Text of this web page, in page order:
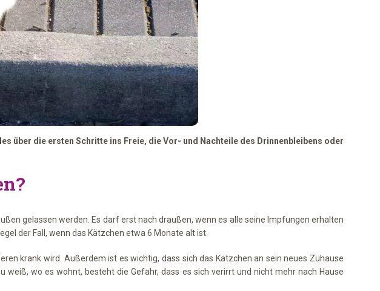
über die ersten Schritte ins Freie, die Vor- und Nachteile des Drinnenbleibens oder
gelassen werden. Es darf erst nach draußen, wenn es alle seine Impfungen erhalten
der Fall, wenn das Kätzchen etwa 6 Monate alt ist.
krank wird. Außerdem ist es wichtig, dass sich das Kätzchen an sein neues Zuhause
wo es wohnt, besteht die Gefahr, dass es sich verirrt und nicht mehr nach Hause